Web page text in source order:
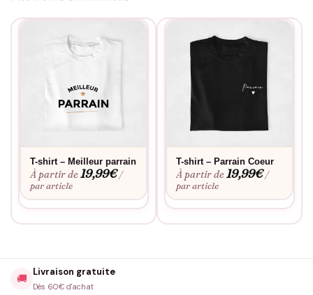
T-shirt – Meilleur parrain
À partir de19,99€ /
par article
T-shirt – Parrain Coeur
À partir de19,99€ /
par article
🚚
Livraison gratuite
Dès 60€ d'achat